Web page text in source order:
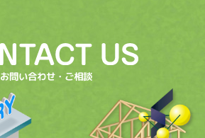
お問い合わせ・ご相談